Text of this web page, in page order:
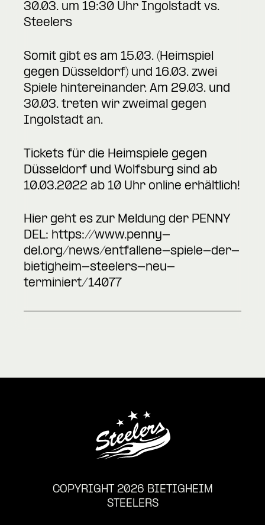
30.03. um 19:30 Uhr Ingolstadt vs.
Steelers
Somit gibt es am 15.03. (Heimspiel
gegen Düsseldorf) und 16.03. zwei
Spiele hintereinander. Am 29.03. und
30.03. treten wir zweimal gegen
Ingolstadt an.
Tickets für die Heimspiele gegen
Düsseldorf und Wolfsburg sind ab
10.03.2022 ab 10 Uhr online erhältlich!
Hier geht es zur Meldung der PENNY
DEL: https://www.penny-
del.org/news/entfallene-spiele-der-
bietigheim-steelers-neu-
terminiert/14077
COPYRIGHT 2026 BIETIGHEIM
STEELERS